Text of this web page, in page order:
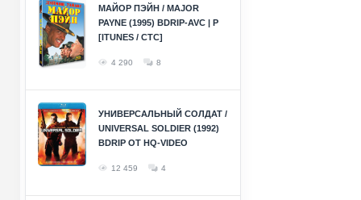
МАЙОР ПЭЙН / MAJOR
PAYNE (1995) BDRIP-AVC | P
[ITUNES / СТС]
4 290 8
УНИВЕРСАЛЬНЫЙ СОЛДАТ /
UNIVERSAL SOLDIER (1992)
BDRIP ОТ HQ-VIDEO
12 459 4